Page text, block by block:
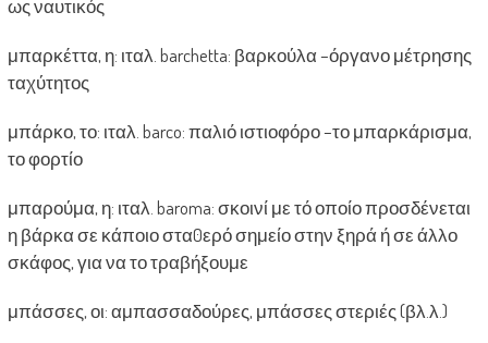
ως ναυτικός
μπαρκέττα, η: ιταλ. barchetta: βαρκούλα –όργανο μέτρησης
ταχύτητος
μπάρκο, το: ιταλ. barco: παλιό ιστιοφόρο –το μπαρκάρισμα,
το φορτίο
μπαρούμα, η: ιταλ. baroma: σκοινί με τό οποίο προσδένεται
η βάρκα σε κάποιο στα0ερό σημείο στην ξηρά ή σε άλλο
σκάφος, για να το τραβήξουμε
μπάσσες, οι: αμπασσαδούρες, μπάσσες στεριές (βλ.λ.)